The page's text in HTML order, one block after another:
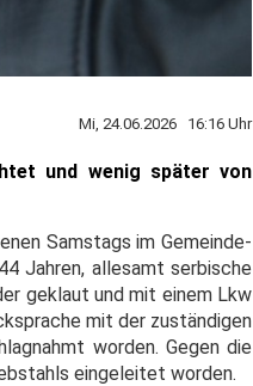
Mi, 24.06.2026 16:16 Uhr
und wenig später von
Samstags im Gemeinde-
Jahren, allesamt serbische
geklaut und mit einem Lkw
mit der zuständigen
worden. Gegen die
eingeleitet worden.